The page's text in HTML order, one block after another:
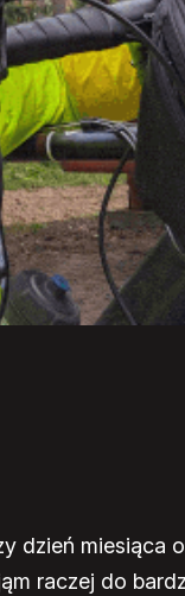
dzień miesiąca
raczej do